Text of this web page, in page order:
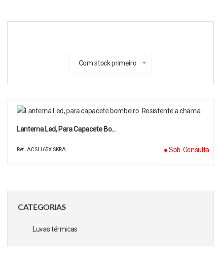
CATEGORIAS
Luvas térmicas
Com stock primeiro
Lanterna Led, Para Capacete Bo…
Ref. ACS1165XISKRA ● Sob-Consulta